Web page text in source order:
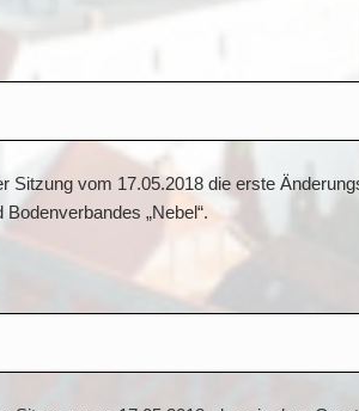
vom 17.05.2018 die erste
„Nebel“.